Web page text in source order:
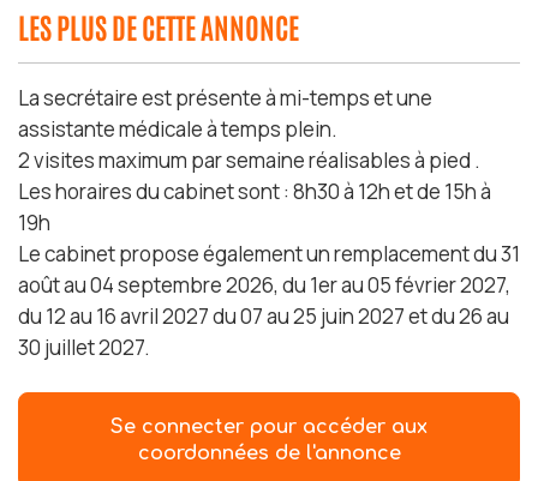
LES PLUS DE CETTE ANNONCE
La secrétaire est présente à mi-temps et une
assistante médicale à temps plein.
2 visites maximum par semaine réalisables à pied .
Les horaires du cabinet sont : 8h30 à 12h et de 15h à
19h
Le cabinet propose également un remplacement du 31
août au 04 septembre 2026, du 1er au 05 février 2027,
du 12 au 16 avril 2027 du 07 au 25 juin 2027 et du 26 au
30 juillet 2027.
Se connecter pour accéder aux
coordonnées de l'annonce